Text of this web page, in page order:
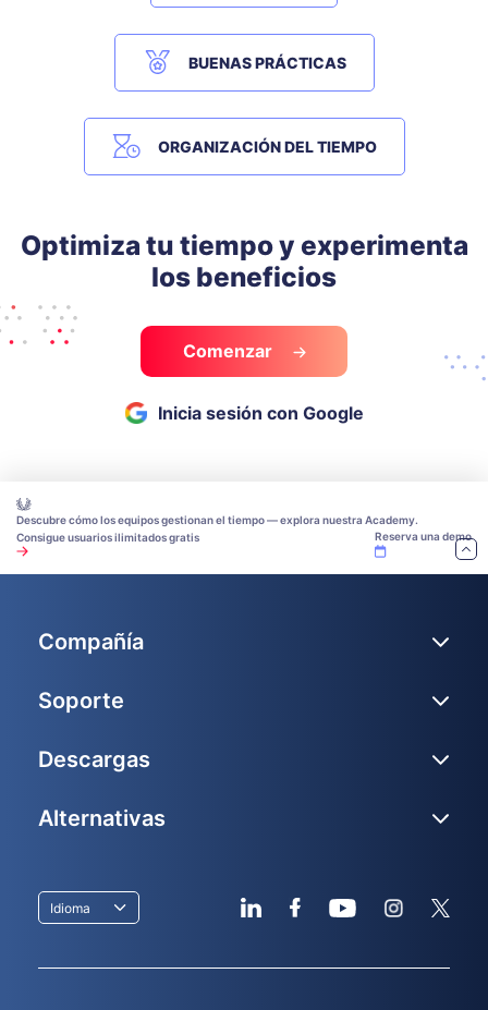
BUENAS PRÁCTICAS
ORGANIZACIÓN DEL TIEMPO
Optimiza tu tiempo y experimenta
los beneficios
Comenzar
Inicia sesión con Google
Descubre cómo los equipos gestionan el tiempo — explora nuestra Academy.
Consigue usuarios ilimitados gratis
Reserva una demo
Idioma
Compañía
Soporte
Descargas
Alternativas